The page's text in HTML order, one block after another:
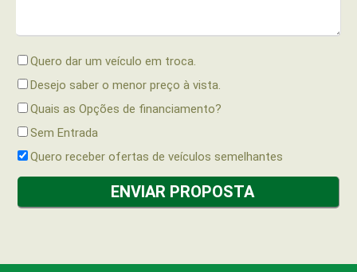
Quero dar um veículo em troca.
Desejo saber o menor preço à vista.
Quais as Opções de financiamento?
Sem Entrada
Quero receber ofertas de veículos semelhantes